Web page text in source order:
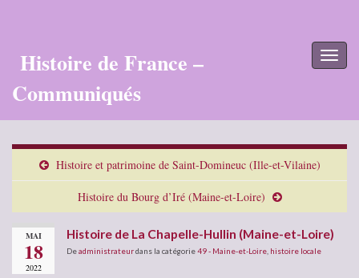
Histoire de France –
Communiqués
Histoire et patrimoine de Saint-Domineuc (Ille-et-Vilaine)
Histoire du Bourg d’Iré (Maine-et-Loire)
MAI
18
2022
Histoire de La Chapelle-Hullin (Maine-et-Loire)
Deadministrateurdans la catégorie49 - Maine-et-Loire histoire locale